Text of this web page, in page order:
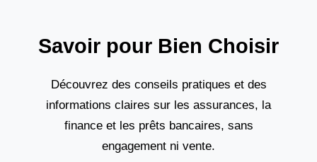
Savoir pour Bien Choisir
Découvrez des conseils pratiques et des
informations claires sur les assurances, la
finance et les prêts bancaires, sans
engagement ni vente.